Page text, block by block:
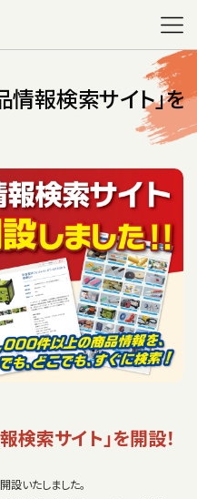
情報検索サイト」を
検索サイト」を開設！
設いたしました。